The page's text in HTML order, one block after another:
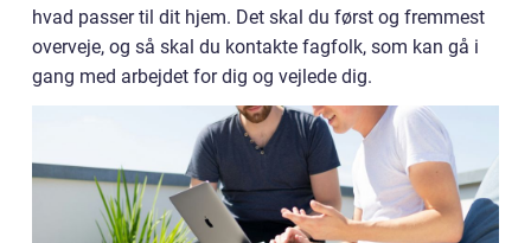
hvad passer til dit hjem. Det skal du først og fremmest
overveje, og så skal du kontakte fagfolk, som kan gå i
gang med arbejdet for dig og vejlede dig.